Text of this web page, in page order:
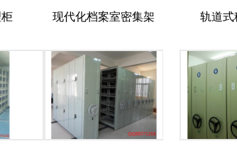
现代化档案室密集架 轨道式